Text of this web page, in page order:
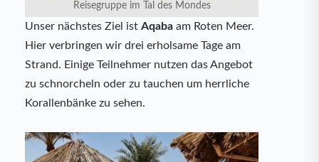
Reisegruppe im Tal des Mondes
Unser nächstes Ziel ist Aqaba am Roten Meer.
Hier verbringen wir drei erholsame Tage am
Strand. Einige Teilnehmer nutzen das Angebot
zu schnorcheln oder zu tauchen um herrliche
Korallenbänke zu sehen.